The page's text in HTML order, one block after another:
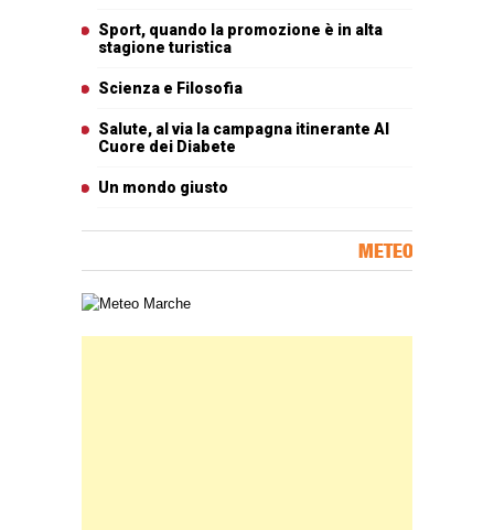
Sport, quando la promozione è in alta
stagione turistica
Scienza e Filosofia
Salute, al via la campagna itinerante Al
Cuore dei Diabete
Un mondo giusto
METEO
Carta meteorologica delle Marche